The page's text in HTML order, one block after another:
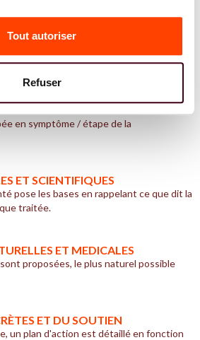
Tout autoriser
Refuser
construites les séries
en symptôme / étape de la
ET SCIENTIFIQUES
pose les bases en rappelant ce que dit la
traitée.
ET MEDICALES
proposées, le plus naturel possible
ET DU SOUTIEN
un plan d'action est détaillé en fonction